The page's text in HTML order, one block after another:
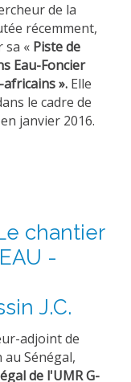
de la
récemment,
sa « Piste de
Eau-Foncier
». Elle
le cadre de
janvier 2016.
chantier
-
J.C.
adjoint de
Sénégal,
de l'UMR G-